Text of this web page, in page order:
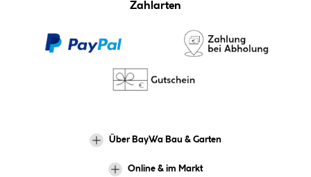
Zahlarten
Über BayWa Bau & Garten
Online & im Markt